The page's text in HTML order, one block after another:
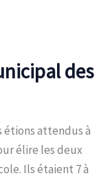
des
étions attendus à
élire les deux
Ils étaient 7 à